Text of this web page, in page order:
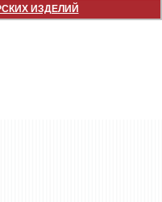
ИЗДЕЛИЙ